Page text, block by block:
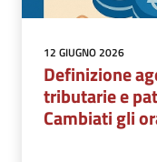
12 GIUGNO 2026
Definizione
tributarie e
Cambiati gli